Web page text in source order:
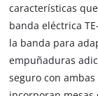
características
banda eléctrica
la banda para
empuñaduras
seguro con